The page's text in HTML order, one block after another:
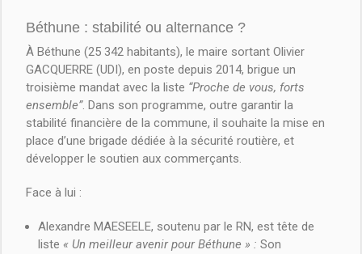
Béthune : stabilité ou alternance ?
À Béthune (25 342 habitants), le maire sortant Olivier
GACQUERRE (UDI), en poste depuis 2014, brigue un
troisième mandat avec la liste “Proche de vous, forts
ensemble”. Dans son programme, outre garantir la
stabilité financière de la commune, il souhaite la mise en
place d’une brigade dédiée à la sécurité routière, et
développer le soutien aux commerçants.
Face à lui :
Alexandre MAESEELE, soutenu par le RN, est tête de
liste « Un meilleur avenir pour Béthune » :Son